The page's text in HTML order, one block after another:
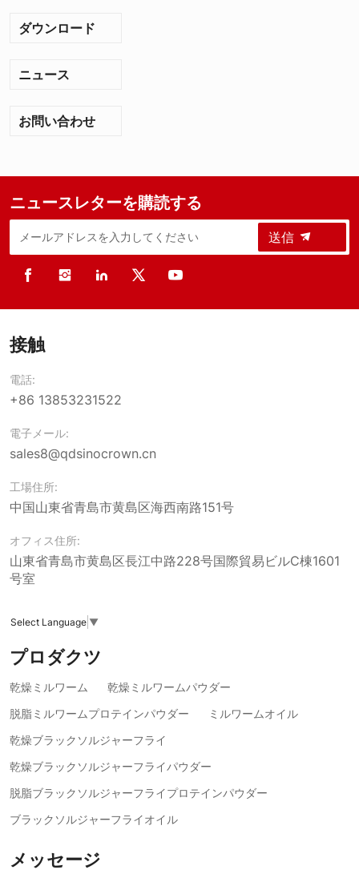
ダウンロード
ニュース
お問い合わせ
ニュースレターを購読する
送信
接触
電話:
+86 13853231522
電子メール:
sales8@qdsinocrown.cn
工場住所:
中国山東省青島市黄島区海西南路151号
オフィス住所:
山東省青島市黄島区長江中路228号国際貿易ビルC棟1601
号室
Select Language ▼
プロダクツ
乾燥ミルワーム
乾燥ミルワームパウダー
脱脂ミルワームプロテインパウダー
ミルワームオイル
乾燥ブラックソルジャーフライ
乾燥ブラックソルジャーフライパウダー
脱脂ブラックソルジャーフライプロテインパウダー
ブラックソルジャーフライオイル
メッセージ